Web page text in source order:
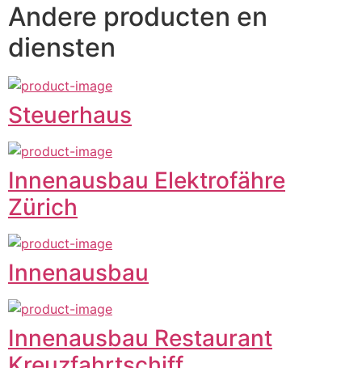
Andere producten en
diensten
Steuerhaus
Innenausbau Elektrofähre
Zürich
Innenausbau
Innenausbau Restaurant